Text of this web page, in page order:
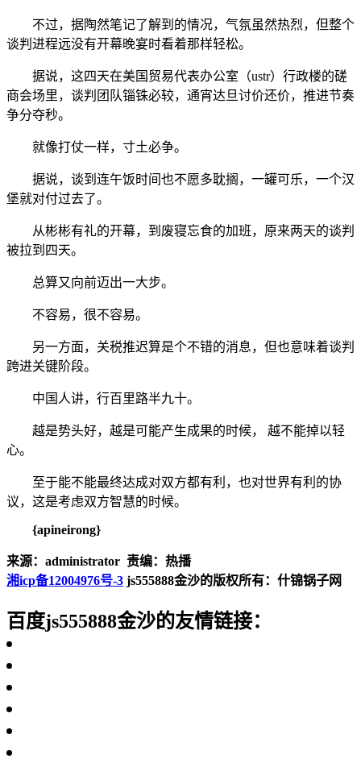
不过，据陶然笔记了解到的情况，气氛虽然热烈，但整个
谈判进程远没有开幕晚宴时看着那样轻松。
据说，这四天在美国贸易代表办公室（ustr）行政楼的磋
商会场里，谈判团队锱铢必较，通宵达旦讨价还价，推进节奏
争分夺秒。
就像打仗一样，寸土必争。
据说，谈到连午饭时间也不愿多耽搁，一罐可乐，一个汉
堡就对付过去了。
从彬彬有礼的开幕，到废寝忘食的加班，原来两天的谈判
被拉到四天。
总算又向前迈出一大步。
不容易，很不容易。
另一方面，关税推迟算是个不错的消息，但也意味着谈判
跨进关键阶段。
中国人讲，行百里路半九十。
越是势头好，越是可能产生成果的时候， 越不能掉以轻
心。
至于能不能最终达成对双方都有利，也对世界有利的协
议，这是考虑双方智慧的时候。
{apineirong}
来源：administrator 责编：热播
湘icp备12004976号-3 js555888金沙的版权所有：什锦锅子网
百度js555888金沙的友情链接：